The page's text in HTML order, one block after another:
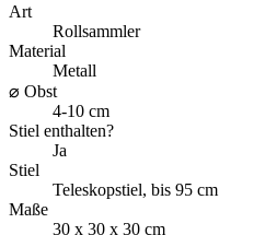
Art
Rollsammler
Material
Metall
⌀ Obst
4-10 cm
Stiel enthalten?
Ja
Stiel
Teleskopstiel, bis 95 cm
Maße
30 x 30 x 30 cm